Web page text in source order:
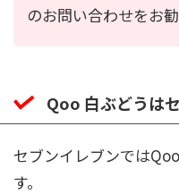
のお問い合わせをお勧
Qoo 白ぶどうは
セブンイレブンでは
す。